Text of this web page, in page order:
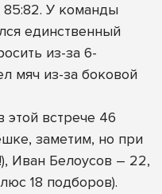
У команды
единственный
из-за 6-
мяч из-за боковой
встрече 46
заметим, но при
Иван Белоусов – 22,
18 подборов).